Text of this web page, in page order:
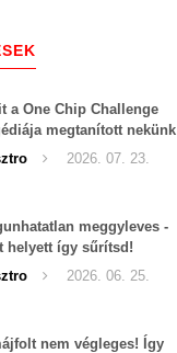
a One Chip Challenge
megtanított nekünk
kihívásokról
2026. 07. 23.
meggyleves -
helyett így sűrítsd!
2026. 06. 25.
nem végleges! Így